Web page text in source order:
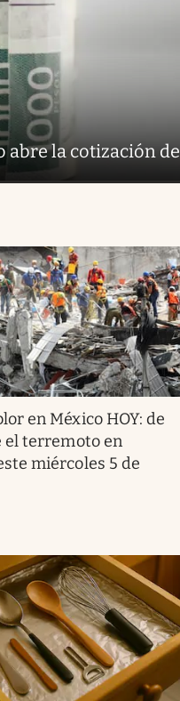
abre la cotización de
en México HOY: de
el terremoto en
miércoles 5 de